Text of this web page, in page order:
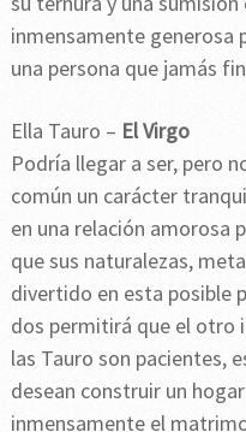
inmensamente generosa
una persona que jamás
Ella Tauro – El Virgo
Podría llegar a ser, pero
común un carácter
en una relación amorosa
que sus naturalezas,
divertido en esta posible
dos permitirá que el otro
las Tauro son pacientes,
desean construir un
inmensamente el